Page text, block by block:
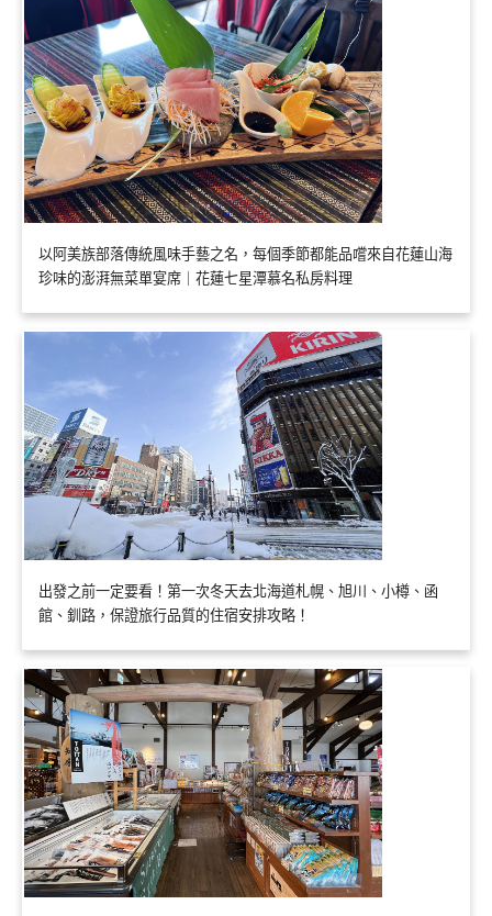
以阿美族部落傳統風味手藝之名，每個季節都能品嚐來自花蓮山海
珍味的澎湃無菜單宴席｜花蓮七星潭慕名私房料理
出發之前一定要看！第一次冬天去北海道札幌、旭川、小樽、函
館、釧路，保證旅行品質的住宿安排攻略！